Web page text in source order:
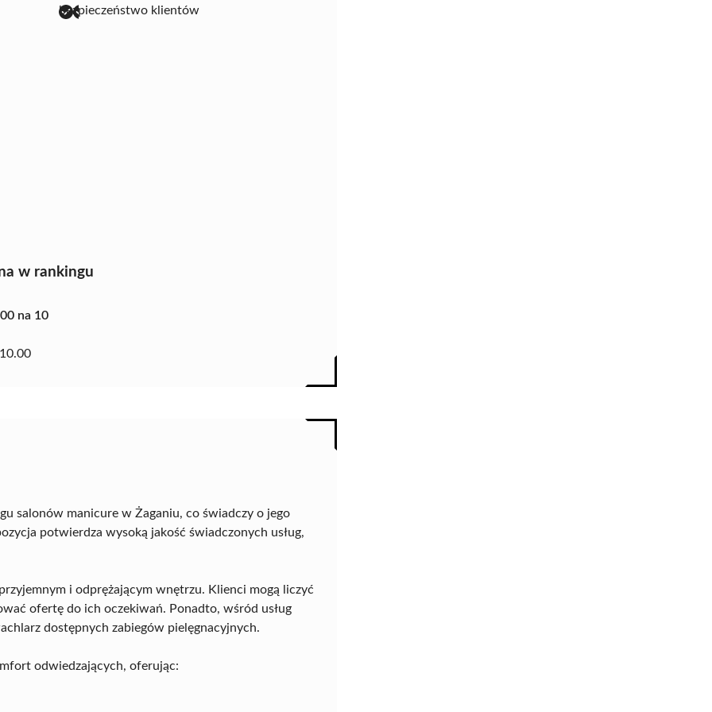
bezpieczeństwo klientów
w rankingu
na 10
10.00
salonów manicure w Żaganiu, co świadczy o jego
potwierdza wysoką jakość świadczonych usług,
i odprężającym wnętrzu. Klienci mogą liczyć
ofertę do ich oczekiwań. Ponadto, wśród usług
dostępnych zabiegów pielęgnacyjnych.
odwiedzających, oferując: